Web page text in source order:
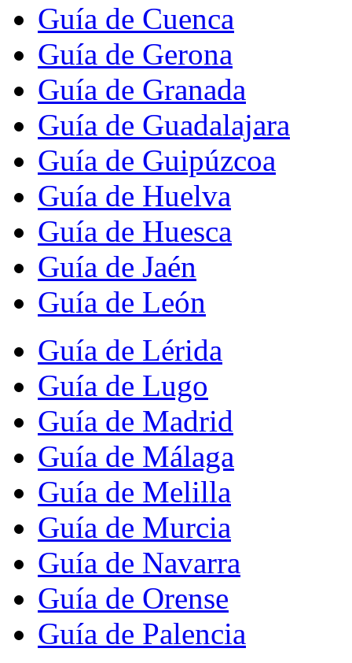
Guía de Cuenca
Guía de Gerona
Guía de Granada
Guía de Guadalajara
Guía de Guipúzcoa
Guía de Huelva
Guía de Huesca
Guía de Jaén
Guía de León
Guía de Lérida
Guía de Lugo
Guía de Madrid
Guía de Málaga
Guía de Melilla
Guía de Murcia
Guía de Navarra
Guía de Orense
Guía de Palencia